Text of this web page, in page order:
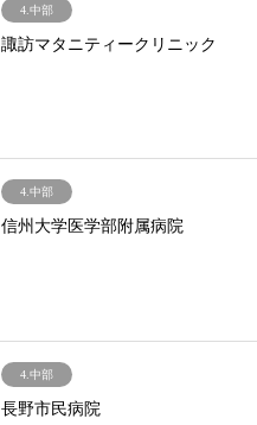
4.中部
諏訪マタニティークリニック
4.中部
信州大学医学部附属病院
4.中部
長野市民病院